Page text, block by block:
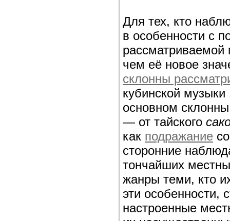
Для тех, кто
в особенности с
рассматриваемой
чем её новое
склонны
кубинской
основном
— от тайского
как подражание
сторонние
тончайших
жанры теми, кто
эти особенности,
настроенные